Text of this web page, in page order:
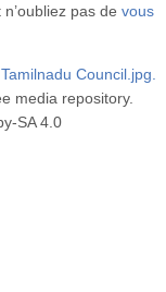
n’oubliez pas de vous
Council.jpg.
media repository.
SA 4.0